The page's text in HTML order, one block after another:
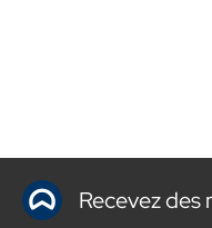
Recevez des